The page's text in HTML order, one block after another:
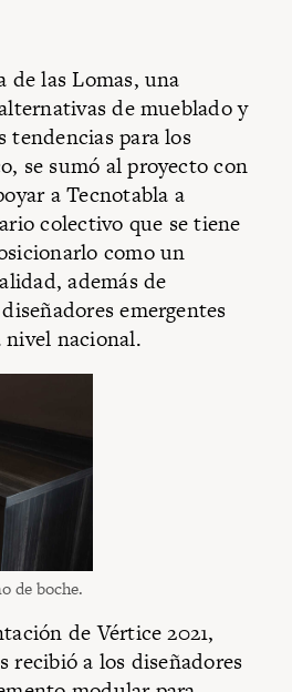
de las Lomas, una
de mueblado y
tendencias para los
se sumó al proyecto con
a Tecnotabla a
colectivo que se tiene
como un
además de
emergentes
nivel nacional.
de boche.
de Vértice 2021,
recibió a los diseñadores